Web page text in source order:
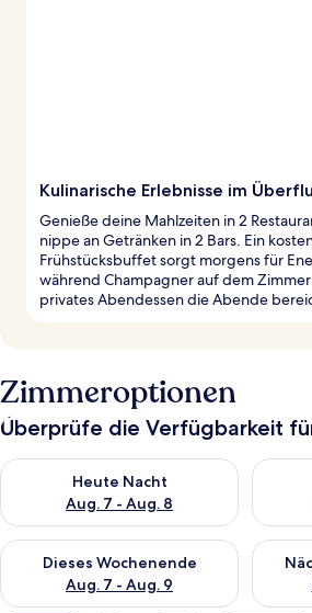
Kulinarische Erlebnisse im
Genieße deine Mahlzeiten in 2
nippe an Getränken in 2 Bars. Ein
Frühstücksbuffet sorgt morgens für
während Champagner auf dem
privates Abendessen die Abende
Zimmeroptionen
Überprüfe die Verfügbarkeit
Heute Nacht
Aug. 7 - Aug. 8
Überprüfe die Verfügbarkeit für heute
Dieses Wochenende
Aug. 7 - Aug. 9
Überprüfe die Verfügbarkeit für dieses